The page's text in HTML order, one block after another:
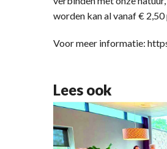
worden kan al vanaf € 2,50
Voor meer informatie:
Lees ook